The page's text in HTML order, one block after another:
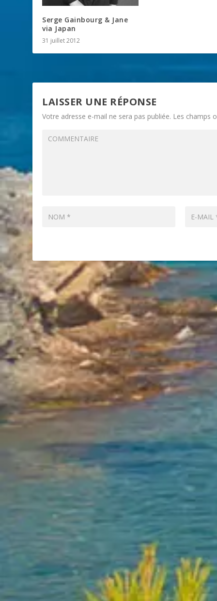
Serge Gainbourg & Jane
via Japan
31 juillet 2012
LAISSER UNE RÉPONSE
Votre adresse e-mail ne sera pas publiée. Les champs